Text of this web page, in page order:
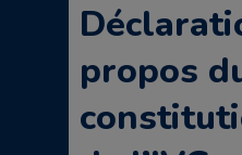
propos